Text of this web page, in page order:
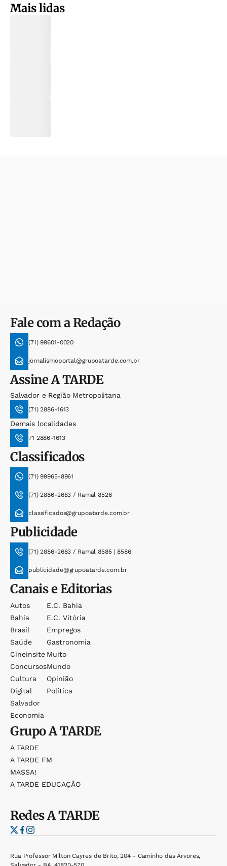
Mais lidas
Fale com a Redação
(71) 99601-0020
jornalismoportal@grupoatarde.com.br
AssineA TARDE
Salvador e Região Metropolitana
(71) 2886-1613
Demais localidades
71 2886-1613
Classificados
(71) 99965-8961
(71) 2886-2683 / Ramal 8526
classificados@grupoatarde.com.br
Publicidade
(71) 2886-2683 / Ramal 8585 | 8586
publicidade@grupoatarde.com.br
Canais e Editorias
Autos
Bahia
Brasil
Saúde
Cineinsite
Concursos
Cultura
Digital
Salvador
Economia
E.c. Bahia
E.c. Vitória
Empregos
Gastronomia
Muito
Mundo
Opinião
Política
GrupoA TARDE
A TARDE
A TARDE FM
MASSA!
A TARDE EDUCAÇÃO
RedesA TARDE
Rua Professor Milton Cayres de Brito, 204 - Caminho das Árvores,